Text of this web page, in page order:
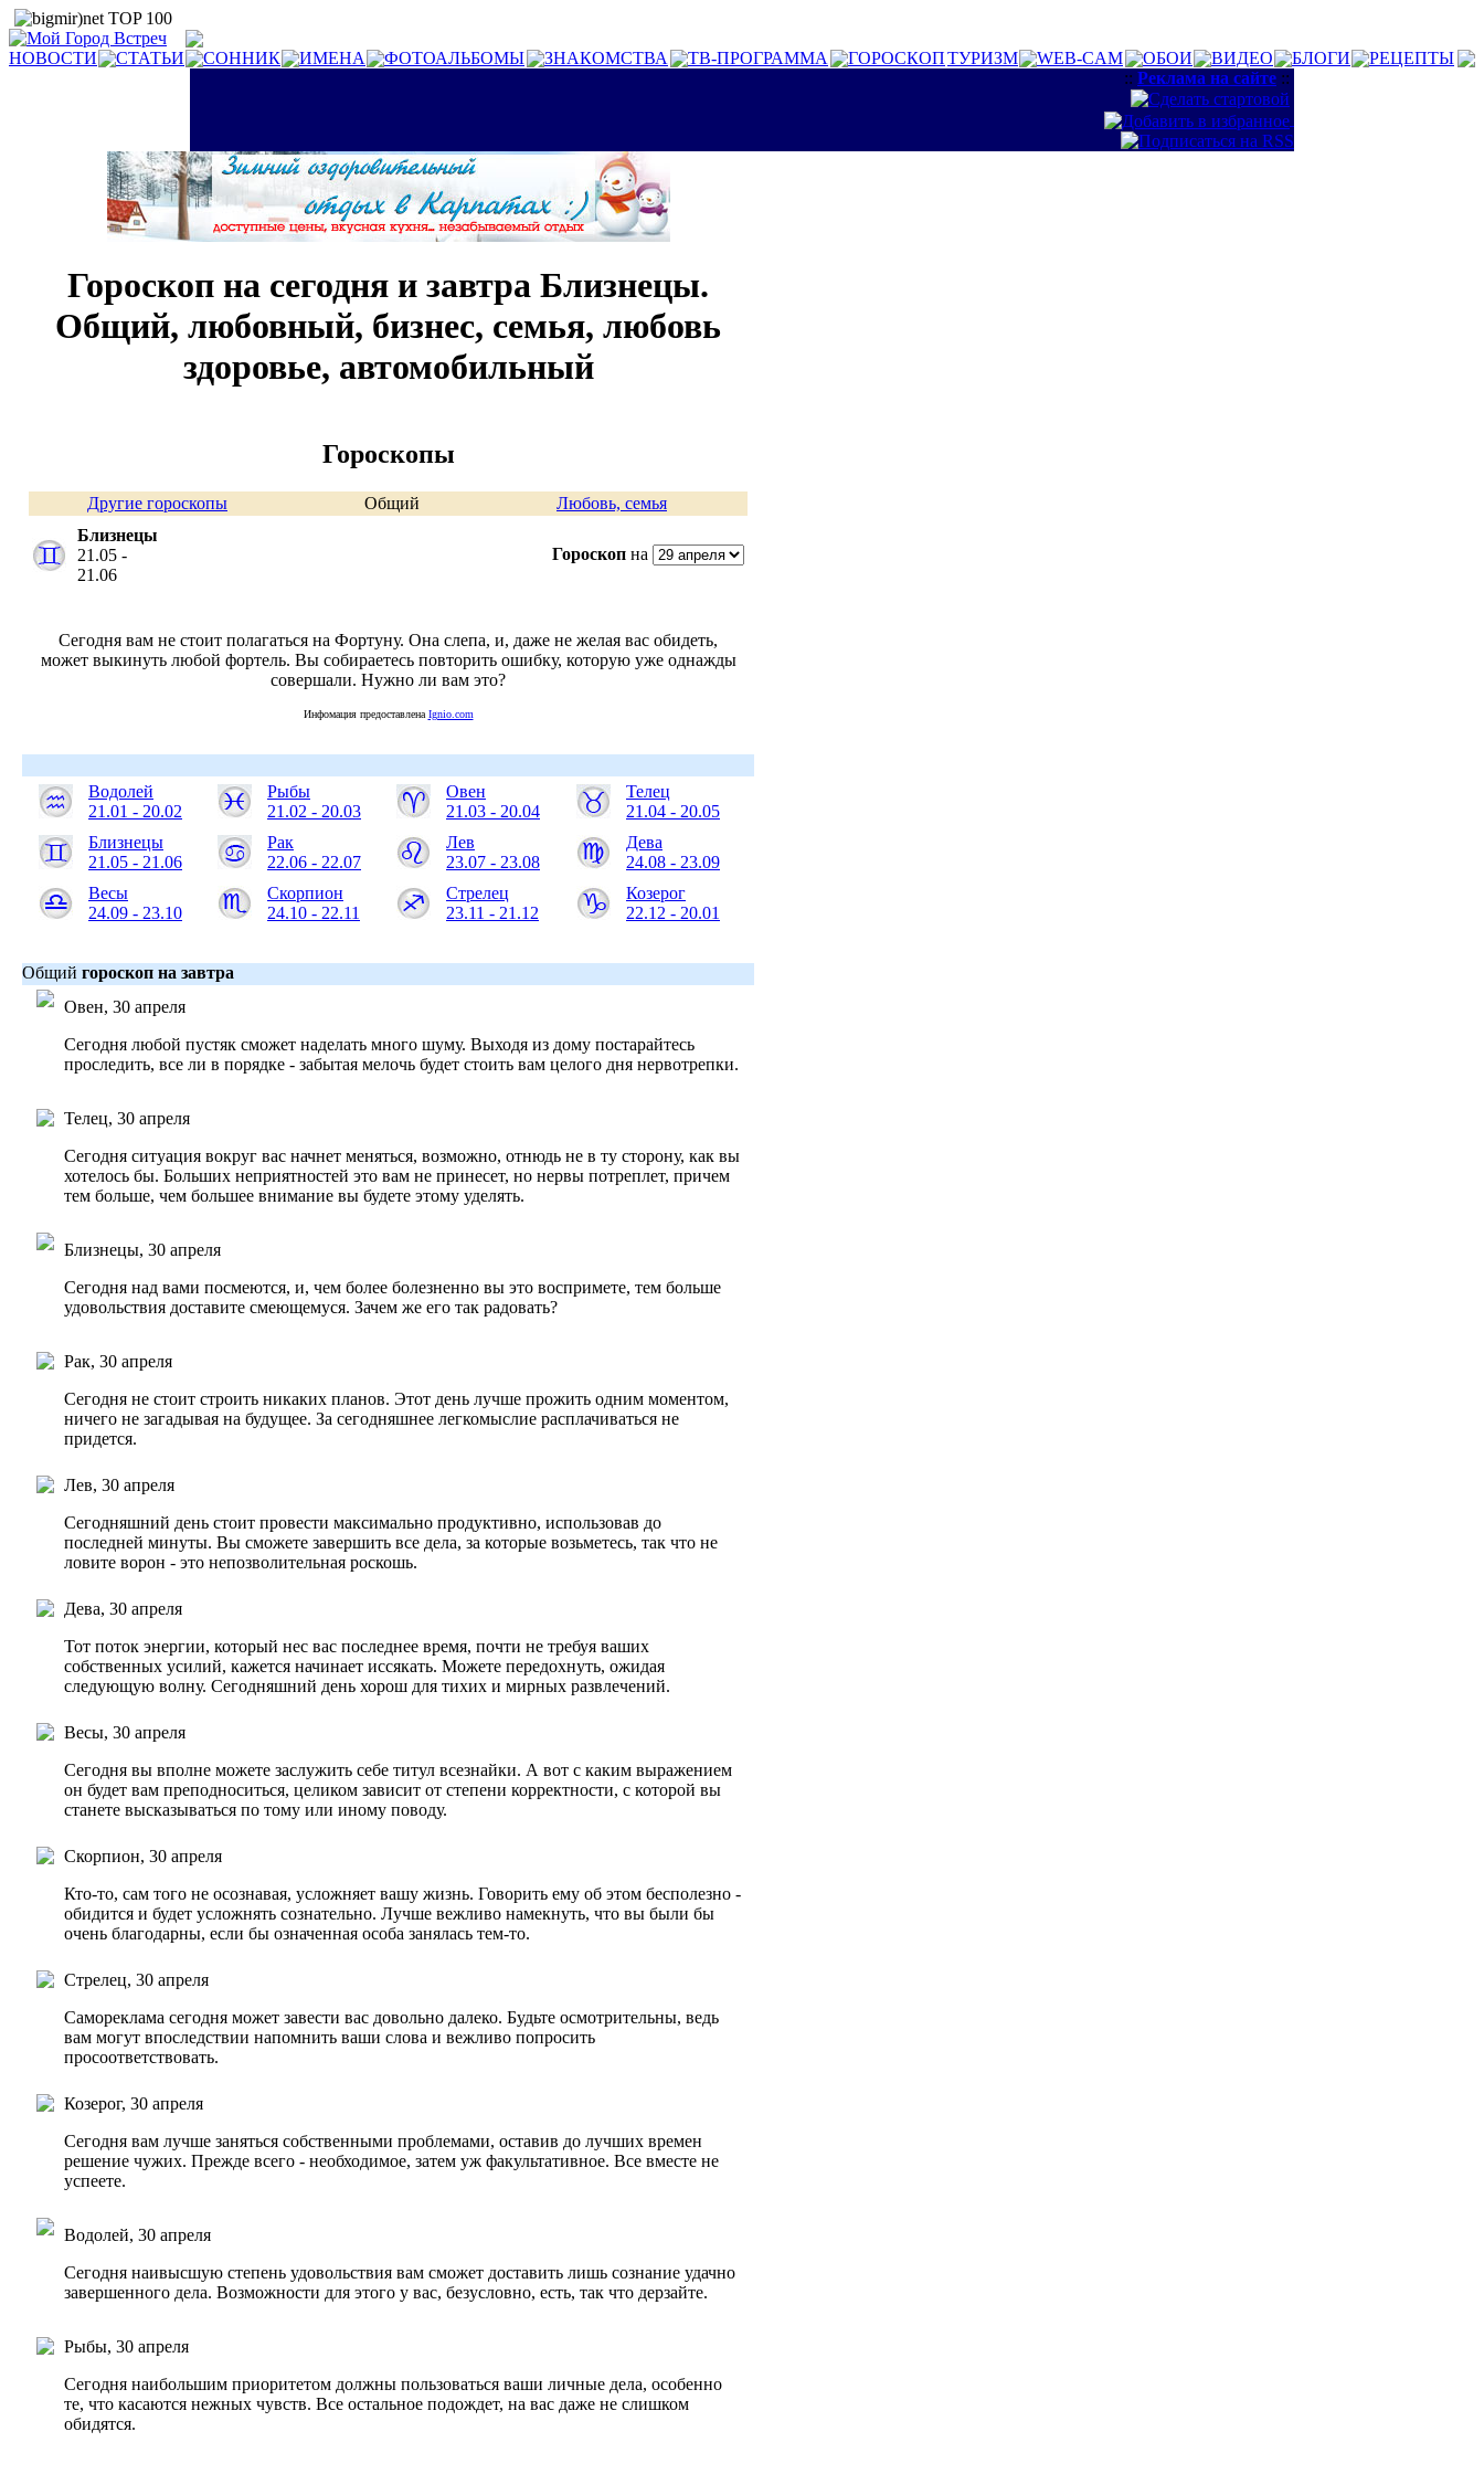
НОВОСТИ СТАТЬИ СОННИК ИМЕНА ФОТОАЛЬБОМЫ ЗНАКОМСТВА ТВ-ПРОГРАММА ГОРОСКОПТУРИЗМ WEB-CAM ОБОИ ВИДЕО БЛОГИ
РЕЦЕПТЫ
:: Реклама на сайте ::
Гороскоп на сегодня и завтра Близнецы.
Общий, любовный, бизнес, семья, любовь
здоровье, автомобильный
Гороскопы
Другие гороскопы Общий
Любовь, семья
Близнецы
21.05 -
21.06
Гороскоп на
Сегодня вам не стоит полагаться на Фортуну. Она слепа, и, даже не желая вас обидеть,
может выкинуть любой фортель. Вы собираетесь повторить ошибку, которую уже однажды
совершали. Нужно ли вам это?
Инфомация предоставлена Ignio.com
Водолей
21.01 - 20.02
Рыбы
21.02 - 20.03
Овен
21.03 - 20.04
Телец
21.04 - 20.05
Близнецы
21.05 - 21.06
Рак
22.06 - 22.07
Лев
23.07 - 23.08
Дева
24.08 - 23.09
Весы
24.09 - 23.10
Скорпион
24.10 - 22.11
Стрелец
23.11 - 21.12
Козерог
22.12 - 20.01
Общий гороскоп на завтра
Овен, 30 апреля
Сегодня любой пустяк сможет наделать много шуму. Выходя из дому постарайтесь
проследить, все ли в порядке - забытая мелочь будет стоить вам целого дня нервотрепки.
Телец, 30 апреля
Сегодня ситуация вокруг вас начнет меняться, возможно, отнюдь не в ту сторону, как вы
хотелось бы. Больших неприятностей это вам не принесет, но нервы потреплет, причем
тем больше, чем большее внимание вы будете этому уделять.
Близнецы, 30 апреля
Сегодня над вами посмеются, и, чем более болезненно вы это воспримете, тем больше
удовольствия доставите смеющемуся. Зачем же его так радовать?
Рак, 30 апреля
Сегодня не стоит строить никаких планов. Этот день лучше прожить одним моментом,
ничего не загадывая на будущее. За сегодняшнее легкомыслие расплачиваться не
придется.
Лев, 30 апреля
Сегодняшний день стоит провести максимально продуктивно, использовав до
последней минуты. Вы сможете завершить все дела, за которые возьметесь, так что не
ловите ворон - это непозволительная роскошь.
Дева, 30 апреля
Тот поток энергии, который нес вас последнее время, почти не требуя ваших
собственных усилий, кажется начинает иссякать. Можете передохнуть, ожидая
следующую волну. Сегодняшний день хорош для тихих и мирных развлечений.
Весы, 30 апреля
Сегодня вы вполне можете заслужить себе титул всезнайки. А вот с каким выражением
он будет вам преподноситься, целиком зависит от степени корректности, с которой вы
станете высказываться по тому или иному поводу.
Скорпион, 30 апреля
Кто-то, сам того не осознавая, усложняет вашу жизнь. Говорить ему об этом бесполезно -
обидится и будет усложнять сознательно. Лучше вежливо намекнуть, что вы были бы
очень благодарны, если бы означенная особа занялась тем-то.
Стрелец, 30 апреля
Самореклама сегодня может завести вас довольно далеко. Будьте осмотрительны, ведь
вам могут впоследствии напомнить ваши слова и вежливо попросить
просоответствовать.
Козерог, 30 апреля
Сегодня вам лучше заняться собственными проблемами, оставив до лучших времен
решение чужих. Прежде всего - необходимое, затем уж факультативное. Все вместе не
успеете.
Водолей, 30 апреля
Сегодня наивысшую степень удовольствия вам сможет доставить лишь сознание удачно
завершенного дела. Возможности для этого у вас, безусловно, есть, так что дерзайте.
Рыбы, 30 апреля
Сегодня наибольшим приоритетом должны пользоваться ваши личные дела, особенно
те, что касаются нежных чувств. Все остальное подождет, на вас даже не слишком
обидятся.